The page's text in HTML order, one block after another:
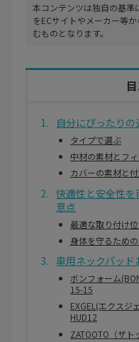
本コンテンツは独自の基準
をECサイトやメーカー等
むものとなります。
自分にぴったり
タイプで選ぶ
中材の素材とフ
カバーの素材と
快適性と安全性
意点
最適な取り付け
身体を守るため
車用ネックパッド
ボンフォーム
15-15
EXGEL(エクスジ
HUD12
ZATOOTO（ザト